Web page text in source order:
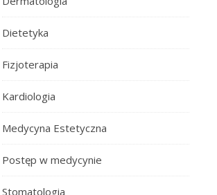
Dietetyka
Fizjoterapia
Kardiologia
Medycyna Estetyczna
Postęp w medycynie
Stomatologia